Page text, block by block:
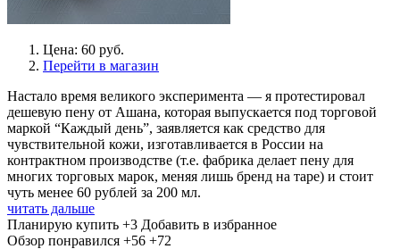
Цена: 60 руб.
Перейти в магазин
Настало время великого эксперимента — я протестировал
дешевую пену от Ашана, которая выпускается под торговой
маркой “Каждый день”, заявляется как средство для
чувствительной кожи, изготавливается в России на
контрактном производстве (т.е. фабрика делает пену для
многих торговых марок, меняя лишь бренд на таре) и стоит
чуть менее 60 рублей за 200 мл.
читать дальше
Планирую купить +3 Добавить в избранное
Обзор понравился +56 +72